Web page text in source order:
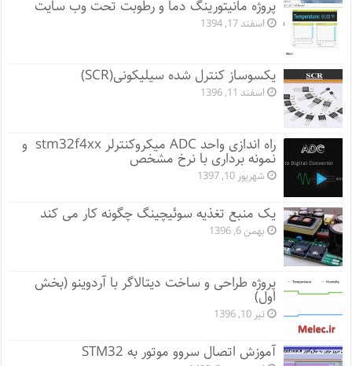
پروژه مانيتورينگ دما و رطوبت تحت وب سایت
اسفند 17, 1394
یکسوساز کنترل شده سیلیکونی(SCR)
اسفند 11, 1396
راه اندازی واحد ADC میکروکنترلر stm32f4xx و
نمونه برداری با نرخ مشخص
شهریور 10, 1397
یک منبع تغذیه سوئیچینگ چگونه کار می کند
بهمن 6, 1396
پروژه طراحی و ساخت دیتالاگر با آردوینو (بخش
اول)
تیر 10, 1396
آموزش اتصال سروو موتور به STM32